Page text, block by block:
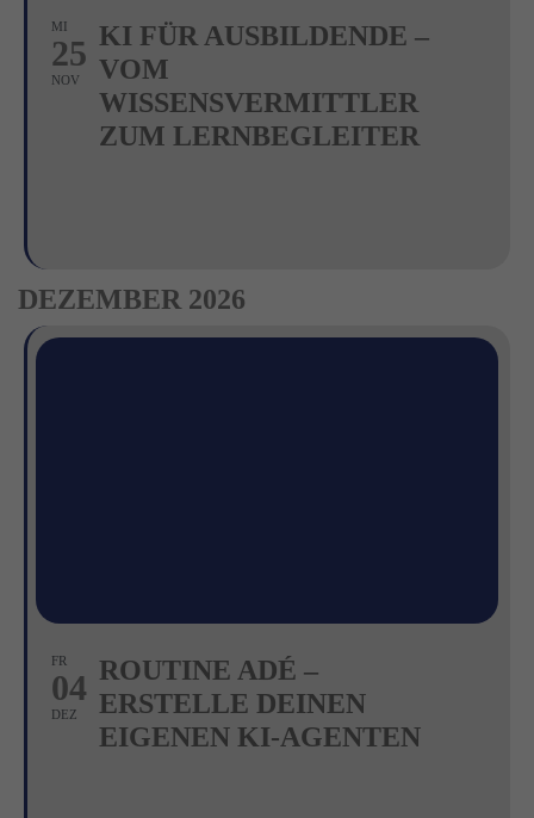
MI
25
NOV
KI FÜR AUSBILDENDE –
VOM
WISSENSVERMITTLER
ZUM LERNBEGLEITER
DEZEMBER 2026
FR
04
DEZ
ROUTINE ADÉ –
ERSTELLE DEINEN
EIGENEN KI-AGENTEN